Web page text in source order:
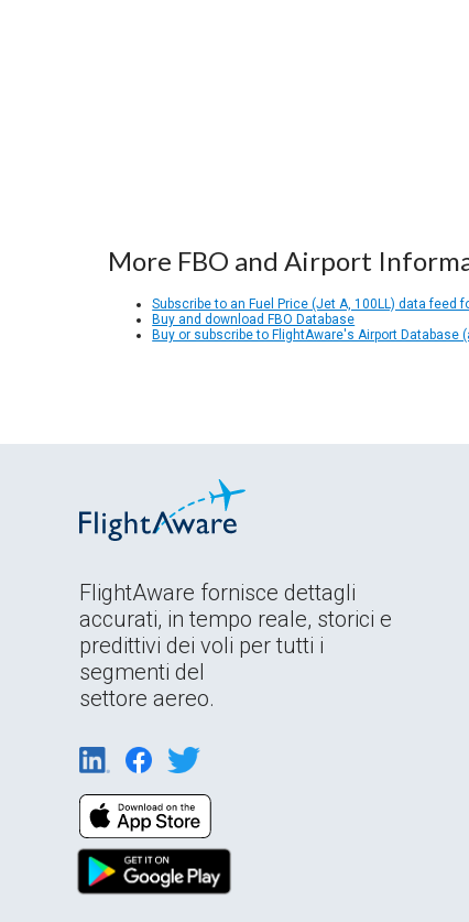
More FBO and Airport
Subscribe to an Fuel Price (Jet A, 100LL) data feed
Buy and download FBO Database
Buy or subscribe to FlightAware's Airport Database
FlightAware fornisce dettagli
accurati, in tempo reale, storici e
predittivi dei voli per tutti i
segmenti del
settore aereo.